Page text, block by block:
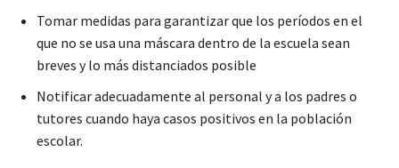
Tomar medidas para garantizar que los períodos en el
que no se usa una máscara dentro de la escuela sean
breves y lo más distanciados posible
Notificar adecuadamente al personal y a los padres o
tutores cuando haya casos positivos en la población
escolar.